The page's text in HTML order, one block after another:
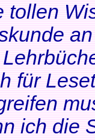
tollen
für
ich die